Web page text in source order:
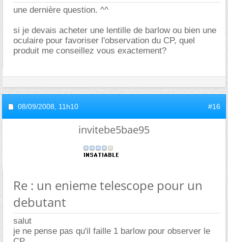
une dernière question. ^^
si je devais acheter une lentille de barlow ou bien une
oculaire pour favoriser l'observation du CP, quel
produit me conseillez vous exactement?
08/09/2008, 11h10 #16
invitebe5bae95
Re : un enieme telescope pour un
debutant
salut
je ne pense pas qu'il faille 1 barlow pour observer le